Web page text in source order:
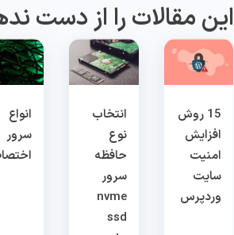
مقالات را از دست
15 روش
افزایش
امنیت
سایت
وردپرس
انتخاب
نوع
حافظه
سرور
nvme
ssd
انواع
سرور